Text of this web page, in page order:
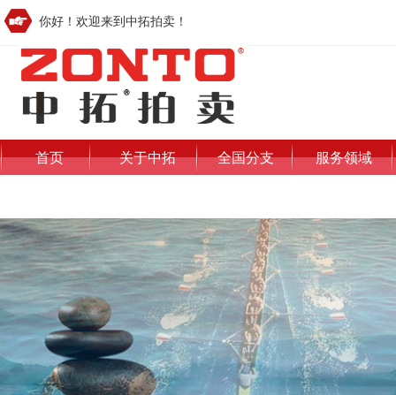
你好！欢迎来到中拓拍卖！
首页 关于中拓 全国分支 服务领域